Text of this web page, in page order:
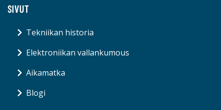
SIVUT
Tekniikan historia
Elektroniikan vallankumous
Aikamatka
Blogi